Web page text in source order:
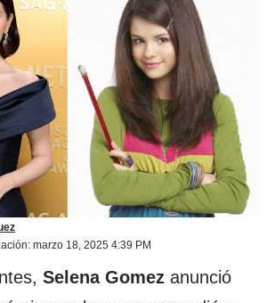
marzo 18, 2025 4:39 PM
Selena Gomez anunció